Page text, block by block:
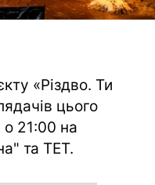
«Різдво. Ти
цього
21:00 на
та ТЕТ.